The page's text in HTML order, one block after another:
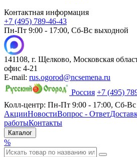
Контактная информация
+7 (495) 789-46-43
Пн-Пт 9:00 - 17:00, Сб-Вс выходной
141108, г. Щелково, Московская
офис 4-21
E-mail: rus.ogorod@ncsemena.ru
Россия +7 (495)
Колл-центр: Пн-Пт 9:00 - 17:00, Сб-Вс
АкцииНовостиВопрос - Ответ
работыКонтакты
Каталог
%